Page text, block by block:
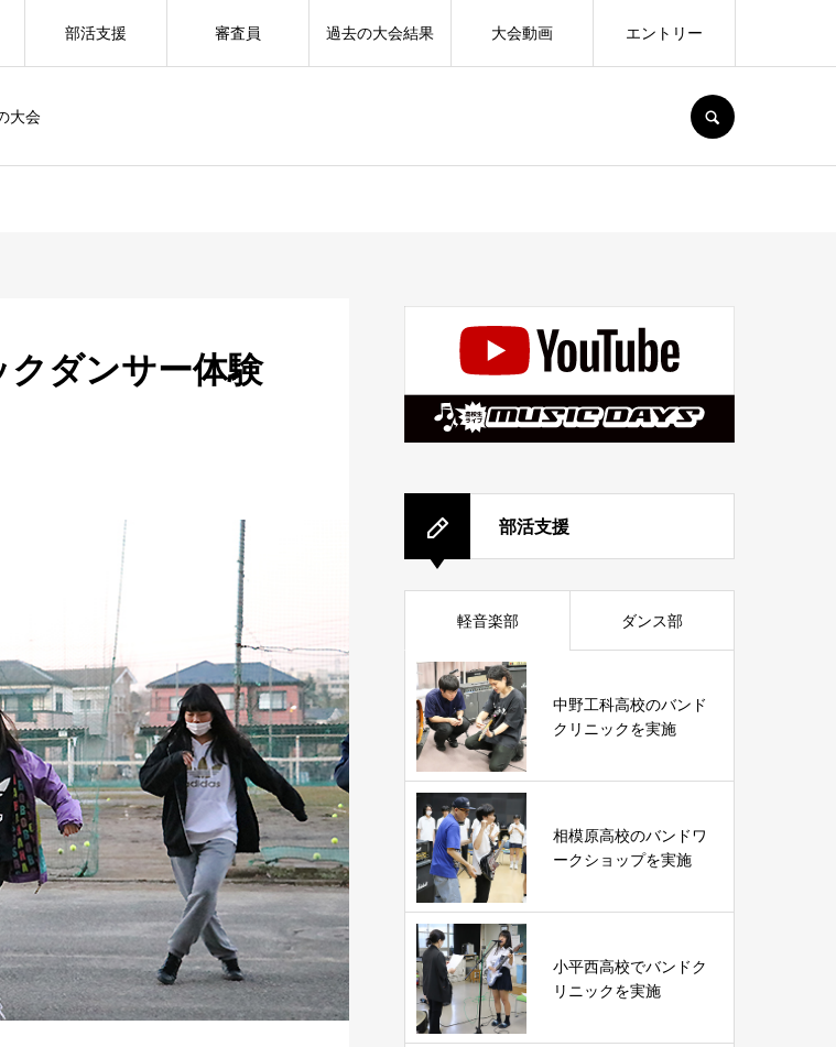
大会
部活支援 審査員 過去の大会結果 大会動画 エントリー
ダンサー体験
部活支援
軽音楽部 ダンス部
中野工科高校のバンド
クリニックを実施
相模原高校のバンドワ
ークショップを実施
小平西高校でバンドク
リニックを実施